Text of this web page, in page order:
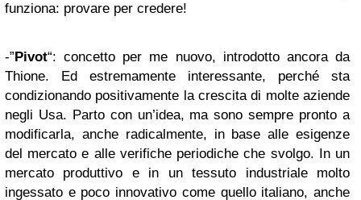
funziona: provare per credere!
-”Pivot“: concetto per me nuovo, introdotto ancora da
Thione. Ed estremamente interessante, perché sta
condizionando positivamente la crescita di molte aziende
negli Usa. Parto con un’idea, ma sono sempre pronto a
modificarla, anche radicalmente, in base alle esigenze
del mercato e alle verifiche periodiche che svolgo. In un
mercato produttivo e in un tessuto industriale molto
ingessato e poco innovativo come quello italiano, anche